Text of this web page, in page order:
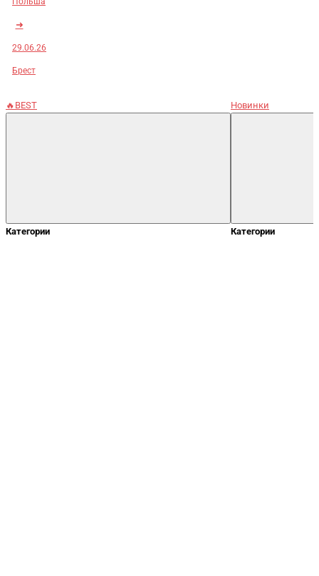
➜
29.06.26
Брест
🔥BEST
Категории
Новинки
Категории